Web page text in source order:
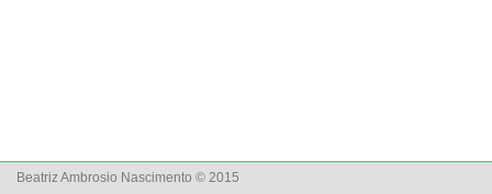
Beatriz Ambrosio Nascimento © 2015